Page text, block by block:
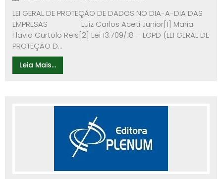
LEI GERAL DE PROTEÇÃO DE DADOS NO DIA-A-DIA DAS
EMPRESAS Luiz Carlos Aceti Junior[1] Maria
Flavia Curtolo Reis[2] Lei 13.709/18 – LGPD (LEI GERAL DE
PROTEÇÃO D...
Leia Mais...